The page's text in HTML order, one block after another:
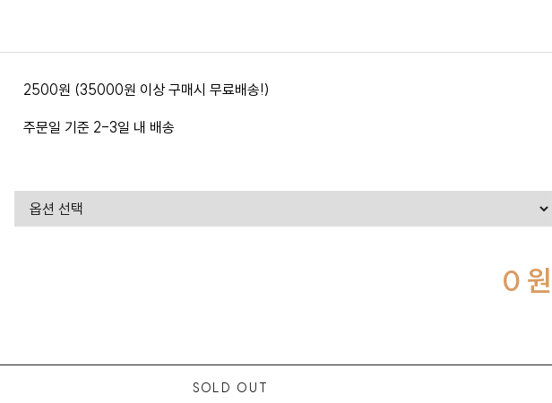
2500원 (35000원 이상 구매시 무료배송!)
주문일 기준 2-3일 내 배송
0 원
SOLD OUT